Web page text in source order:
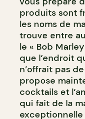
produits sont
les noms de
trouve entre
le « Bob
que l’endroit
n’offrait pas
propose
cocktails et
qui fait de la